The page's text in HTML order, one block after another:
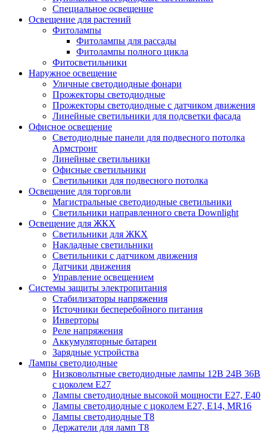
Специальное освещение
Освещение для растений
Фитолампы
Фитолампы для рассады
Фитолампы полного цикла
Фитосветильники
Наружное освещение
Уличные светодиодные фонари
Прожекторы светодиодные
Прожекторы светодиодные с датчиком движения
Линейные светильники для подсветки фасада
Офисное освещение
Cветодиодные панели для подвесного потолка
Армстронг
Линейные светильники
Офисные светильники
Светильники для подвесного потолка
Освещение для торговли
Магистральные светодиодные светильники
Светильники направленного света Downlight
Освещение для ЖКХ
Светильники для ЖКХ
Накладные светильники
Светильники с датчиком движения
Датчики движения
Управление освещением
Системы защиты электропитания
Стабилизаторы напряжения
Источники бесперебойного питания
Инверторы
Реле напряжения
Аккумуляторные батареи
Зарядные устройства
Лампы светодиодные
Низковольтные светодиодные лампы 12В 24В 36В
с цоколем Е27
Лампы светодиодные высокой мощности Е27, Е40
Лампы светодиодные с цоколем Е27, Е14, MR16
Лампы светодиодные Т8
Держатели для ламп T8